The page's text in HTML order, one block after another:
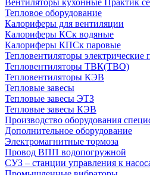
Вентиляторы кухонные Практик
Тепловое оборудование
Калориферы для вентиляции
Калориферы КСк водяные
Калориферы КПСк паровые
Тепловентиляторы
Тепловентиляторы ТВК(ТВО)
Тепловентиляторы КЭВ
Тепловые завесы
Тепловые завесы ЭТЗ
Тепловые завесы КЭВ
Производство оборудования
Дополнительное оборудование
Электромагнитные тормоза
Провод ВПП водопогружной
СУЗ – станции управления к